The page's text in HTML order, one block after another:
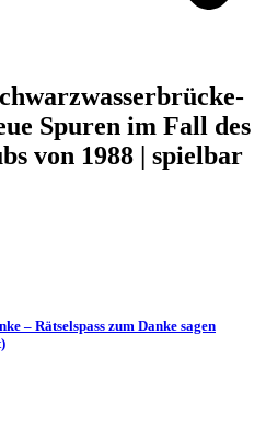
Spuren im Fall des
von 1988 | spielbar
– Rätselspass zum Danke sagen